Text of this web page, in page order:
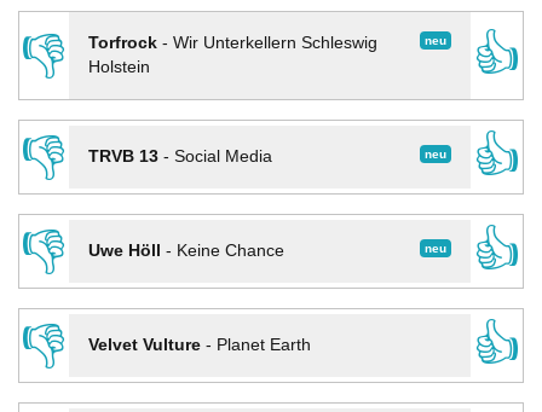
👎
neu
Torfrock- Wir Unterkellern Schleswig
Holstein
👍
👎
neu
TRVB 13- Social Media
👍
👎
neu
Uwe Höll - Keine Chance
👍
👎
Velvet Vulture- Planet Earth
👍